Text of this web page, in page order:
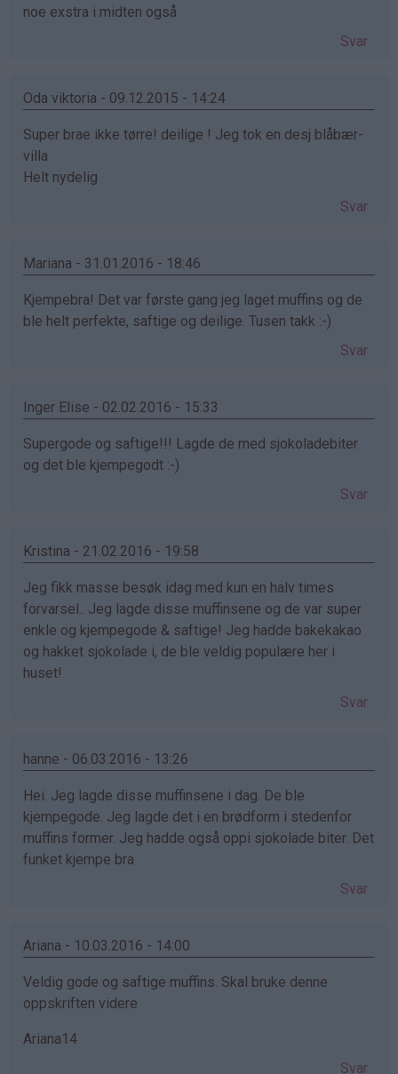
noe exstra i midten også
Svar
Oda viktoria - 09.12.2015 - 14:24
Super brae ikke tørre! deilige ! Jeg tok en desj blåbær-
villa
Helt nydelig
Svar
Mariana - 31.01.2016 - 18:46
Kjempebra! Det var første gang jeg laget muffins og de
ble helt perfekte, saftige og deilige. Tusen takk :-)
Svar
Inger Elise - 02.02.2016 - 15:33
Supergode og saftige!!! Lagde de med sjokoladebiter
og det ble kjempegodt :-)
Svar
Kristina - 21.02.2016 - 19:58
Jeg fikk masse besøk idag med kun en halv times
forvarsel.. Jeg lagde disse muffinsene og de var super
enkle og kjempegode & saftige! Jeg hadde bakekakao
og hakket sjokolade i, de ble veldig populære her i
huset!
Svar
hanne - 06.03.2016 - 13:26
Hei. Jeg lagde disse muffinsene i dag. De ble
kjempegode. Jeg lagde det i en brødform i stedenfor
muffins former. Jeg hadde også oppi sjokolade biter. Det
funket kjempe bra
Svar
Ariana - 10.03.2016 - 14:00
Veldig gode og saftige muffins. Skal bruke denne
oppskriften videre
Ariana14
Svar